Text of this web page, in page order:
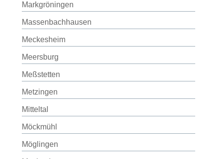
Markgröningen
Massenbachhausen
Meckesheim
Meersburg
Meßstetten
Metzingen
Mitteltal
Möckmühl
Möglingen